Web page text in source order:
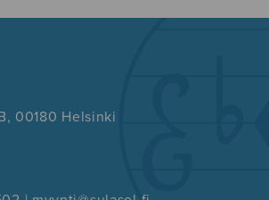
00180 Helsinki